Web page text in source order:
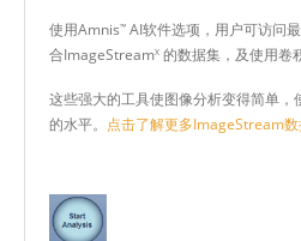
使用Amnis™ AI软件选项，用户可访问
合ImageStreamX 的数据集，及使用卷
这些强大的工具使图像分析变得简单
的水平。 点击了解更多ImageStream数